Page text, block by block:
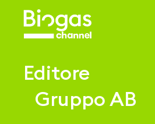
Editore
Gruppo AB